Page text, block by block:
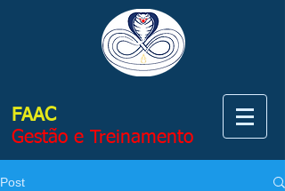
FAAC
Gestão e Treinamento
Post